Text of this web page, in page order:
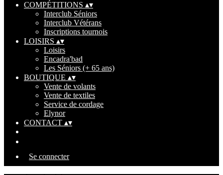
COMPÉTITIONS ▴▾
Interclub Séniors
Interclub Vétérans
Inscriptions tournois
LOISIRS ▴▾
Loisirs
Encadra'bad
Les Séniors (+ 65 ans)
BOUTIQUE ▴▾
Vente de volants
Vente de textiles
Service de cordage
Elynor
CONTACT ▴▾
Se connecter